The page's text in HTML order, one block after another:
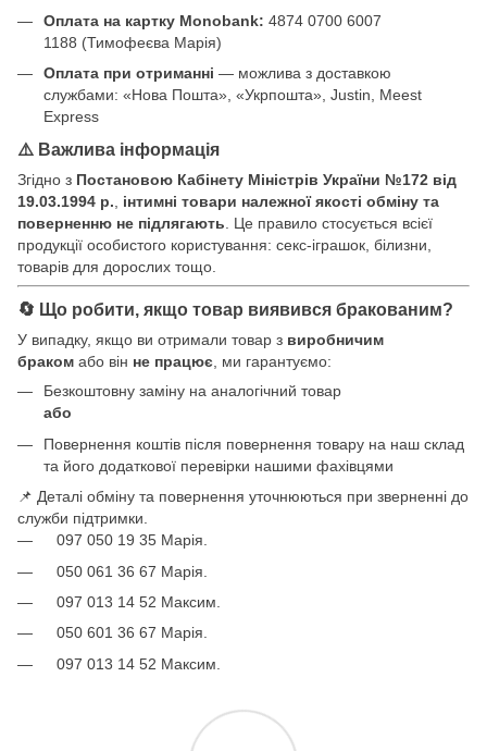
Оплата на картку Monobank: 4874 0700 6007
1188 (Тимофеєва Марія)
Оплата при отриманні — можлива з доставкою
службами: «Нова Пошта», «Укрпошта», Justin, Meest
Express
⚠️ Важлива інформація
Згідно з Постановою Кабінету Міністрів України №172 від
19.03.1994 р.
інтимні товари належної якості обміну та
поверненню не підлягають . Це правило стосується всієї
продукції особистого користування: секс-іграшок, білизни,
товарів для дорослих тощо.
🔄 Що робити, якщо товар виявився бракованим?
У випадку, якщо ви отримали товар з виробничим
браком або він не працює, ми гарантуємо:
Безкоштовну заміну на аналогічний товар
або
Повернення коштів після повернення товару на наш склад
та його додаткової перевірки нашими фахівцями
📌 Деталі обміну та повернення уточнюються при зверненні до
служби підтримки.
097 050 19 35 Марія.
050 061 36 67 Марія.
097 013 14 52 Максим.
050 601 36 67 Марія.
097 013 14 52 Максим.